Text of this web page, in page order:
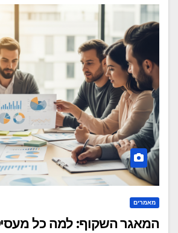
מאמרים
המאגר השקוף: למה כל